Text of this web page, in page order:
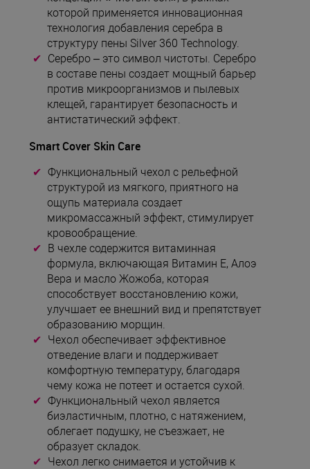
которой применяется инновационная
технология добавления серебра в
структуру пены Silver 360 Technology.
Серебро – это символ чистоты. Серебро
в составе пены создает мощный барьер
против микроорганизмов и пылевых
клещей, гарантирует безопасность и
антистатический эффект.
Smart Cover Skin Care
Функциональный чехол с рельефной
структурой из мягкого, приятного на
ощупь материала создает
микромассажный эффект, стимулирует
кровообращение.
В чехле содержится витаминная
формула, включающая Витамин E, Алоэ
Вера и масло Жожоба, которая
способствует восстановлению кожи,
улучшает ее внешний вид и препятствует
образованию морщин.
Чехол обеспечивает эффективное
отведение влаги и поддерживает
комфортную температуру, благодаря
чему кожа не потеет и остается сухой.
Функциональный чехол является
биэластичным, плотно, с натяжением,
облегает подушку, не съезжает, не
образует складок.
Чехол легко снимается и устойчив к